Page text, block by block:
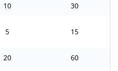
10 30
5 15
20 60